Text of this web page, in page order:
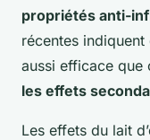
propriétés anti-
récentes
aussi efficace que
les effets
Les effets du lait